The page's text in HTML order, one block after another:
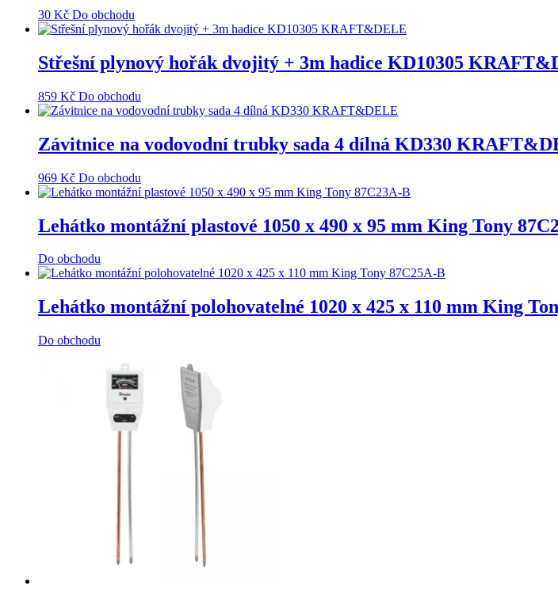
30 Kč Do obchodu
Střešní plynový hořák dvojitý + 3m hadice KD10305
859 Kč Do obchodu
Závitnice na vodovodní trubky sada 4 dílná KD330
969 Kč Do obchodu
Lehátko montážní plastové 1050 x 490 x 95 mm King Tony
Do obchodu
Lehátko montážní polohovatelné 1020 x 425 x 110 mm King
Do obchodu